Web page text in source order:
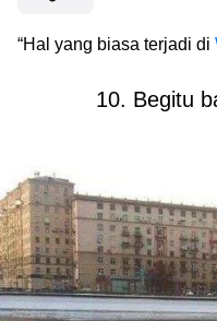
“Hal yang biasa terjadi di
10. Begitu